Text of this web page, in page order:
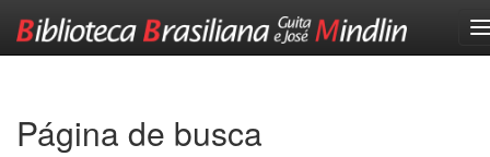
Página de busca